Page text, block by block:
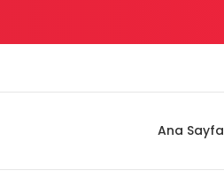
Ana Sayfa